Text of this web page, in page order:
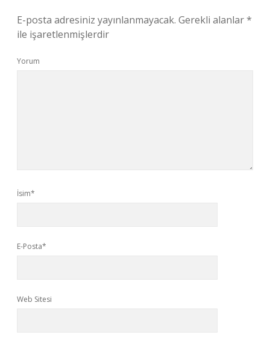
E-posta adresiniz yayınlanmayacak. Gerekli alanlar*
ile işaretlenmişlerdir
Yorum
İsim*
E-Posta*
Web Sitesi